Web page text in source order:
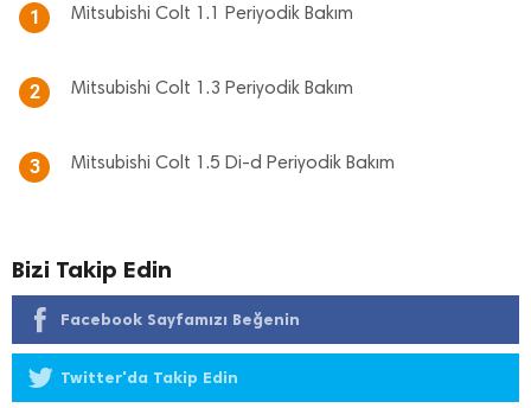
1 Mitsubishi Colt 1.1 Periyodik Bakım
2 Mitsubishi Colt 1.3 Periyodik Bakım
3 Mitsubishi Colt 1.5 Di-d Periyodik Bakım
Bizi Takip Edin
Facebook Sayfamızı Beğenin
Twitter'da Takip Edin